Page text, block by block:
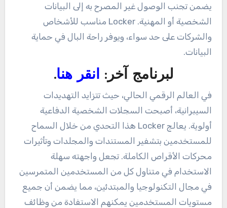
يضمن تجنب الوصول غير المصرح به إلى البيانات
الشخصية أو المهنية. Locker مناسب للأشخاص
والشركات على حد سواء، ويوفر راحة البال في حماية
البيانات.
لبرنامج آخر: انقر هنا.
في العالم الرقمي الحالي، حيث تتزايد التهديدات
السيبرانية، أصبحت السجلات الشخصية الدفاعية
أولوية. يعالج Locker هذا التحدي من خلال السماح
للمستخدمين بتشفير المستندات والمجلدات وتأثيرات
محركات الأقراص الكاملة. تجعل واجهته سهلة
الاستخدام في متناول كل من المستخدمين المتمرسين
في مجال التكنولوجيا والمبتدئين، مما يضمن أن جميع
مستويات المستخدمين يمكنهم الاستفادة من وظائف